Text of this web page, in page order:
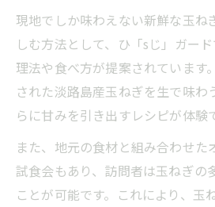
現地でしか味わえない新鮮な玉ね
しむ方法として、ひ「sじ」ガー
理法や食べ方が提案されています
された淡路島産玉ねぎを生で味わ
らに甘みを引き出すレシピが体験
また、地元の食材と組み合わせた
試食会もあり、訪問者は玉ねぎの
ことが可能です。これにより、玉